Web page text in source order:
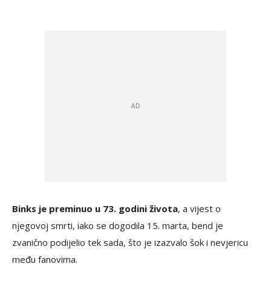
Binks je preminuo u 73. godini života, a vijest o
njegovoj smrti, iako se dogodila 15. marta, bend je
zvanično podijelio tek sada, što je izazvalo šok i nevjericu
među fanovima.